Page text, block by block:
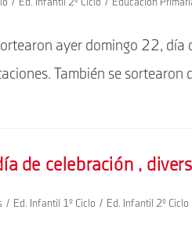
/ Ed. Infantil 2º Ciclo / Educación
ayer domingo 22, día
También se sortearon
de celebración ,
/ Ed. Infantil 1º Ciclo / Ed. Infantil 2º Ciclo